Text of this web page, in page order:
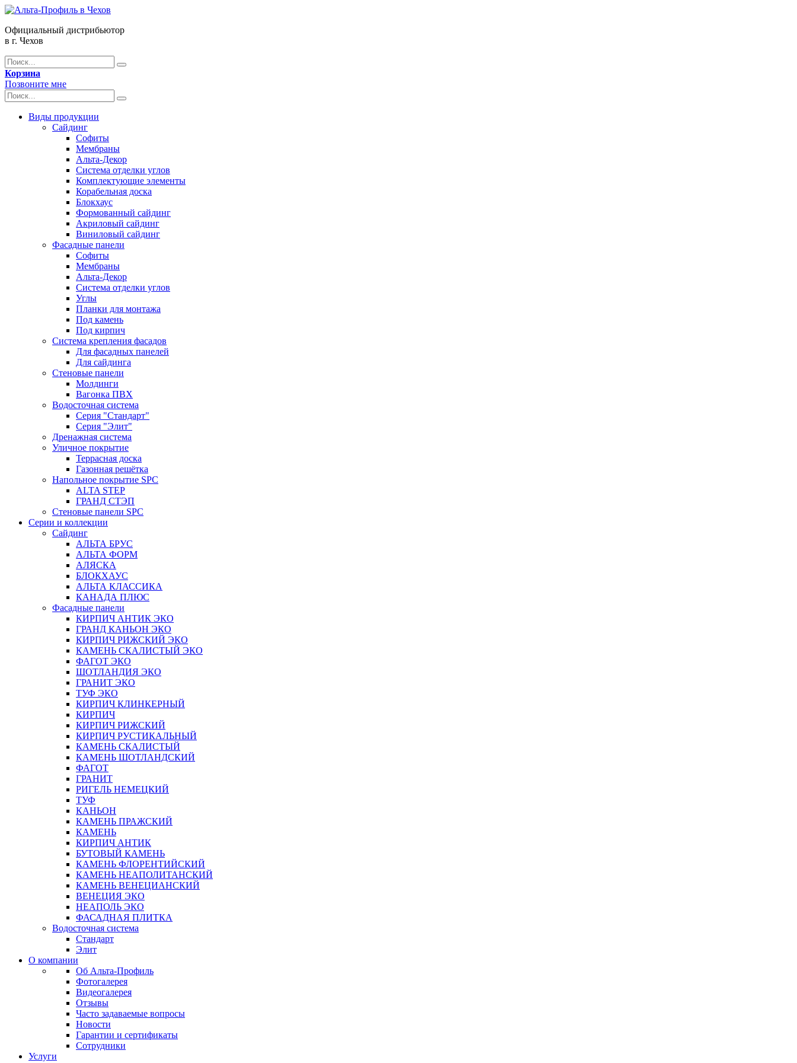
Официальный дистрибьютор
в г. Чехов
Корзина
Позвоните мне
Виды продукции
Сайдинг
Софиты
Мембраны
Альта-Декор
Система отделки углов
Комплектующие элементы
Корабельная доска
Блокхаус
Формованный сайдинг
Акриловый сайдинг
Виниловый сайдинг
Фасадные панели
Софиты
Мембраны
Альта-Декор
Система отделки углов
Углы
Планки для монтажа
Под камень
Под кирпич
Система крепления фасадов
Для фасадных панелей
Для сайдинга
Стеновые панели
Молдинги
Вагонка ПВХ
Водосточная система
Серия "Стандарт"
Серия "Элит"
Дренажная система
Уличное покрытие
Террасная доска
Газонная решётка
Напольное покрытие SPC
ALTA STEP
ГРАНД СТЭП
Стеновые панели SPC
Серии и коллекции
Сайдинг
АЛЬТА БРУС
АЛЬТА ФОРМ
АЛЯСКА
БЛОКХАУС
АЛЬТА КЛАССИКА
КАНАДА ПЛЮС
Фасадные панели
КИРПИЧ АНТИК ЭКО
ГРАНД КАНЬОН ЭКО
КИРПИЧ РИЖСКИЙ ЭКО
КАМЕНЬ СКАЛИСТЫЙ ЭКО
ФАГОТ ЭКО
ШОТЛАНДИЯ ЭКО
ГРАНИТ ЭКО
ТУФ ЭКО
КИРПИЧ КЛИНКЕРНЫЙ
КИРПИЧ
КИРПИЧ РИЖСКИЙ
КИРПИЧ РУСТИКАЛЬНЫЙ
КАМЕНЬ СКАЛИСТЫЙ
КАМЕНЬ ШОТЛАНДСКИЙ
ФАГОТ
ГРАНИТ
РИГЕЛЬ НЕМЕЦКИЙ
ТУФ
КАНЬОН
КАМЕНЬ ПРАЖСКИЙ
КАМЕНЬ
КИРПИЧ АНТИК
БУТОВЫЙ КАМЕНЬ
КАМЕНЬ ФЛОРЕНТИЙСКИЙ
КАМЕНЬ НЕАПОЛИТАНСКИЙ
КАМЕНЬ ВЕНЕЦИАНСКИЙ
ВЕНЕЦИЯ ЭКО
НЕАПОЛЬ ЭКО
ФАСАДНАЯ ПЛИТКА
Водосточная система
Стандарт
Элит
О компании
Об Альта-Профиль
Фотогалерея
Видеогалерея
Отзывы
Часто задаваемые вопросы
Новости
Гарантии и сертификаты
Сотрудники
Услуги